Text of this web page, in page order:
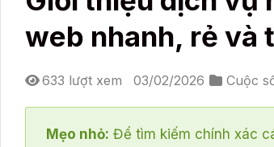
web nhanh, rẻ và
633 lượt xem 03/02/2026 Cuộc
Mẹo nhỏ: Để tìm kiếm chính xác